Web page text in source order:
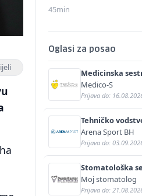
45min
Oglasi za posao
Medicinska
Medico-S
Prijava do:
Tehničko
Arena Sport BH
Prijava do:
Stomatološka
Moj stomatolog
Prijava do: